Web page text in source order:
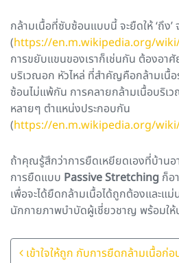
กล้ามเนื้อที่ซับซ้อนแบบนี้ จะยืดให้ ‘ถึง’
(https://en.m.wikipedia.org/
การขยับแขนของเราก็เช่นกัน ต้องอา
บริเวณอก หัวไหล่ ที่สำคัญคือกล้ามเนื้
ซ้อนไม่แพ้กัน การคลายกล้ามเนื้อบริเ
หลายๆ ตำแหน่งประกอบกัน
(https://en.m.wikipedia.org/
ถ้าคุณรู้สึกว่าการยืดเหยียดเองที่บ้านอ
การยืดแบบ Passive Stretching ก็อ
เพื่อจะได้ยืดกล้ามเนื้อได้ถูกต้องและแม่
นักกายภาพบำบัดผู้เชี่ยวชาญ พร้อมให้
Post Navigation
เข้าใจให้ถูก กับการยืดกล้ามเนื้อก่